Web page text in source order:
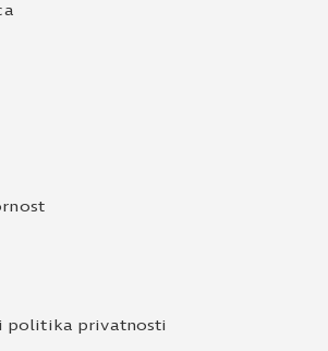
politika privatnosti